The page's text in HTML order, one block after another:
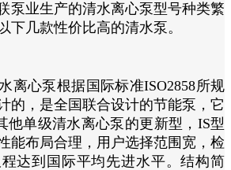
业生产的清水离心泵型号种类繁
下几款性价比高的清水泵。
心泵根据国际标准ISO2858所规
的，是全国联合设计的节能泵，它
他单级清水离心泵的更新型，IS型
能布局合理，用户选择范围宽，检
达到国际平均先进水平。结构简